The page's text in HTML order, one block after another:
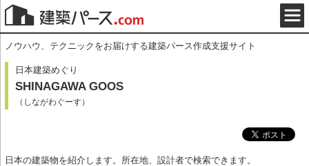
ノウハウ、テクニックをお届けする建築パース作成支援サイト
日本建築めぐり
SHINAGAWA GOOS
（しながわぐーす）
日本の建築物を紹介します。所在地、設計者で検索できます。